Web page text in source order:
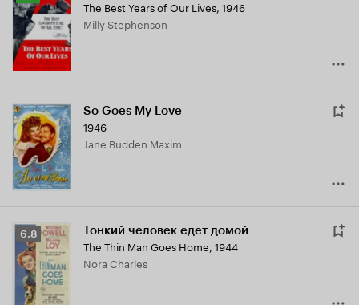
Кинопоиска
7.8
The Best Years of Our Lives, 1946
Milly Stephenson
So Goes My Love
1946
Jane Budden Maxim
Рейтинг
Кинопоиска
6.8
6.8 Тонкий человек едет домой
The Thin Man Goes Home, 1944
Nora Charles